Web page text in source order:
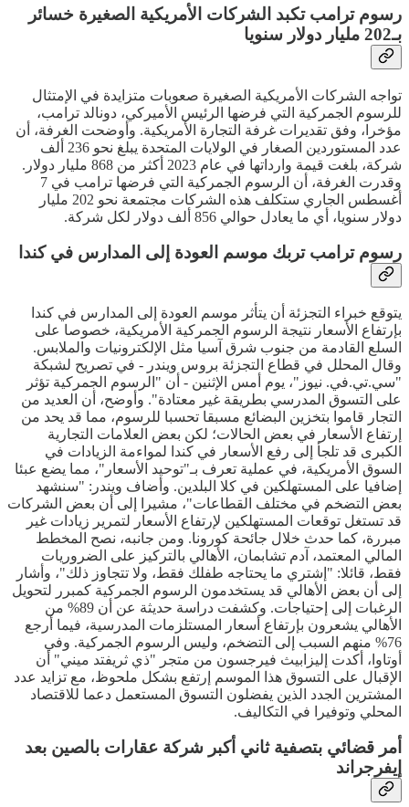
رسوم ترامب تكبد الشركات الأمريكية الصغيرة خسائر
بـ202 مليار دولار سنويا
تواجه الشركات الأمريكية الصغيرة صعوبات متزايدة في الإمتثال
للرسوم الجمركية التي فرضها الرئيس الأميركي، دونالد ترامب،
مؤخرا، وفق تقديرات غرفة التجارة الأمريكية. وأوضحت الغرفة، أن
عدد المستوردين الصغار في الولايات المتحدة يبلغ نحو 236 ألف
شركة، بلغت قيمة وارداتها في عام 2023 أكثر من 868 مليار دولار.
وقدرت الغرفة، أن الرسوم الجمركية التي فرضها ترامب في 7
أغسطس الجاري ستكلف هذه الشركات مجتمعة نحو 202 مليار
دولار سنويا، أي ما يعادل حوالي 856 ألف دولار لكل شركة.
رسوم ترامب تربك موسم العودة إلى المدارس في كندا
يتوقع خبراء التجزئة أن يتأثر موسم العودة إلى المدارس في كندا
بإرتفاع الأسعار نتيجة الرسوم الجمركية الأمريكية، خصوصا على
السلع القادمة من جنوب شرق آسيا مثل الإلكترونيات والملابس.
وقال المحلل في قطاع التجزئة بروس ويندر - في تصريح لشبكة
"سي.تي.في. نيوز"، يوم أمس الإثنين - أن "الرسوم الجمركية تؤثر
على التسوق المدرسي بطريقة غير معتادة". وأوضح، أن العديد من
التجار قاموا بتخزين البضائع مسبقا تحسبا للرسوم، مما قد يحد من
إرتفاع الأسعار في بعض الحالات؛ لكن بعض العلامات التجارية
الكبرى قد تلجأ إلى رفع الأسعار في كندا لمواءمة الزيادات في
السوق الأمريكية، في عملية تعرف بـ"توحيد الأسعار"، مما يضع عبئا
إضافيا على المستهلكين في كلا البلدين. وأضاف ويندر: "سنشهد
بعض التضخم في مختلف القطاعات"، مشيرا إلى أن بعض الشركات
قد تستغل توقعات المستهلكين لإرتفاع الأسعار لتمرير زيادات غير
مبررة، كما حدث خلال جائحة كورونا. ومن جانبه، نصح المخطط
المالي المعتمد، آدم تشابمان، الأهالي بالتركيز على الضروريات
فقط، قائلا: "إشتري ما يحتاجه طفلك فقط، ولا تتجاوز ذلك"، وأشار
إلى أن بعض الأهالي قد يستخدمون الرسوم الجمركية كمبرر لتحويل
الرغبات إلى إحتياجات. وكشفت دراسة حديثة عن أن 89% من
الأهالي يشعرون بإرتفاع أسعار المستلزمات المدرسية، فيما أرجع
76% منهم السبب إلى التضخم، وليس الرسوم الجمركية. وفي
أوتاوا، أكدت إليزابيث فيرجسون من متجر "ذي ثريفتد ميني" أن
الإقبال على التسوق هذا الموسم إرتفع بشكل ملحوظ، مع تزايد عدد
المشترين الجدد الذين يفضلون التسوق المستعمل دعما للاقتصاد
المحلي وتوفيرا في التكاليف.
أمر قضائي بتصفية ثاني أكبر شركة عقارات بالصين بعد
إيفرجراند